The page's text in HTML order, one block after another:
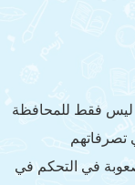
ليس فقط للمحافظة
في التحكم في